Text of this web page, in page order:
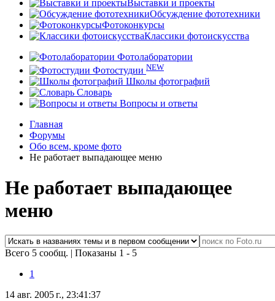
Выставки и проекты
Обсуждение фототехники
Фотоконкурсы
Классики фотоискусства
Фотолаборатории
Фотостудии NEW
Школы фотографий
Словарь
Вопросы и ответы
Главная
Форумы
Обо всем, кроме фото
Не работает выпадающее меню
Не работает выпадающее
меню
Всего 5 сообщ. | Показаны 1 - 5
1
14 авг. 2005 г., 23:41:37